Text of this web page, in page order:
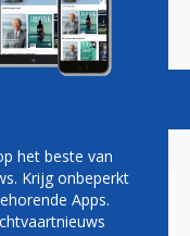
Vacatures
IN
het beste van
Krijg onbeperkt
Apps.